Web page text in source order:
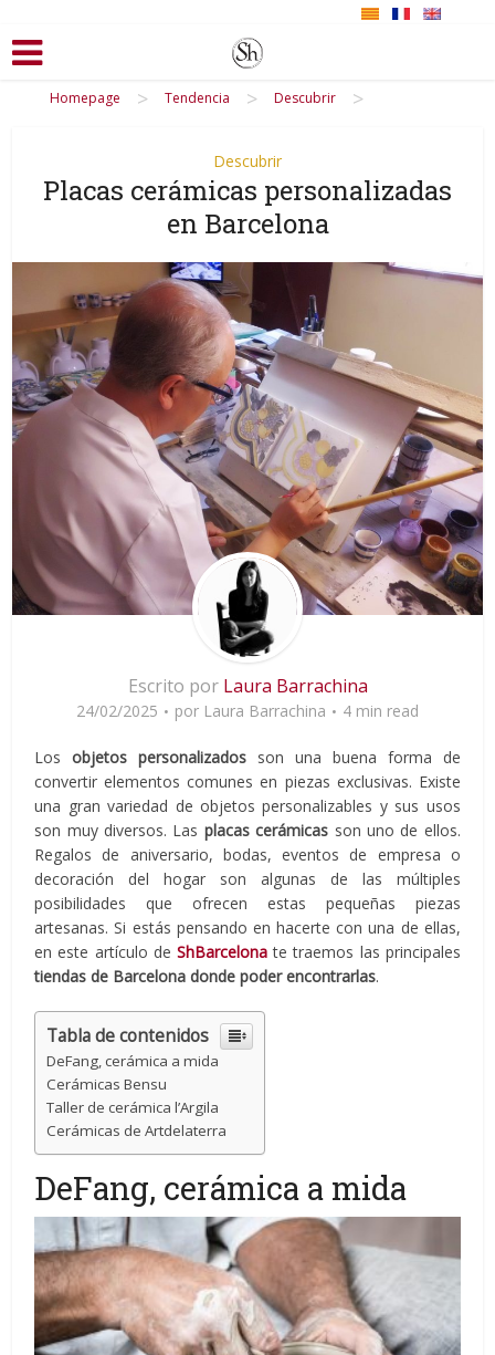
Homepage > Tendencia > Descubrir >
Descubrir
Placas cerámicas personalizadas
en Barcelona
Escrito por Laura Barrachina
24/02/2025 por Laura Barrachina 4 min read
Losobjetos personalizados son una buena forma de
convertir elementos comunes en piezas exclusivas. Existe
una gran variedad de objetos personalizables y sus usos
son muy diversos. Las placas cerámicas son uno de ellos.
Regalos de aniversario, bodas, eventos de empresa o
decoración del hogar son algunas de las múltiples
posibilidades que ofrecen estas pequeñas piezas
artesanas. Si estás pensando en hacerte con una de ellas,
en este artículo de ShBarcelona te traemos las principales
tiendas de Barcelona donde poder encontrarlas.
Tabla de contenidos
DeFang, cerámica a mida
Cerámicas Bensu
Taller de cerámica l’Argila
Cerámicas de Artdelaterra
DeFang, cerámica a mida